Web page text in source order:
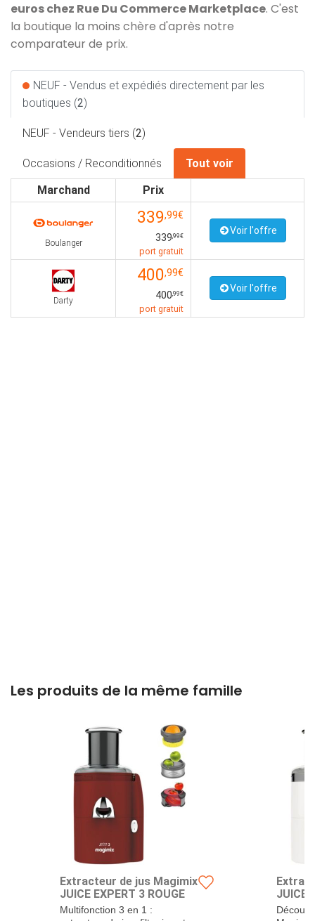
euros chez Rue Du Commerce Marketplace. C'est
la boutique la moins chère d'après notre
comparateur de prix.
NEUF - Vendus et expédiés directement par les
boutiques (2)
NEUF - Vendeurs tiers (2)
Occasions / Reconditionnés
Tout voir
Marchand
Prix
Boulanger
339,99€
339,99€
port gratuit
Voir l'offre
Darty
400,99€
400,99€
port gratuit
Voir l'offre
Les produits de la même famille
Extracteur de jus Magimix
JUICE EXPERT 3 ROUGE
Multifonction 3 en 1 :
JUICE